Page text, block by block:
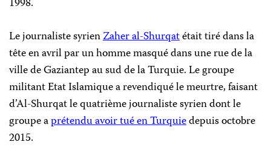
1998.
Le journaliste syrienZaher al-Shurqatétait tiré dans la
tête en avril par un homme masqué dans une rue de la
ville de Gaziantep au sud de la Turquie. Le groupe
militant Etat Islamique a revendiqué le meurtre, faisant
d’Al-Shurqat le quatrième journaliste syrien dont le
groupe aprétendu avoir tué en Turquiedepuis octobre
2015.